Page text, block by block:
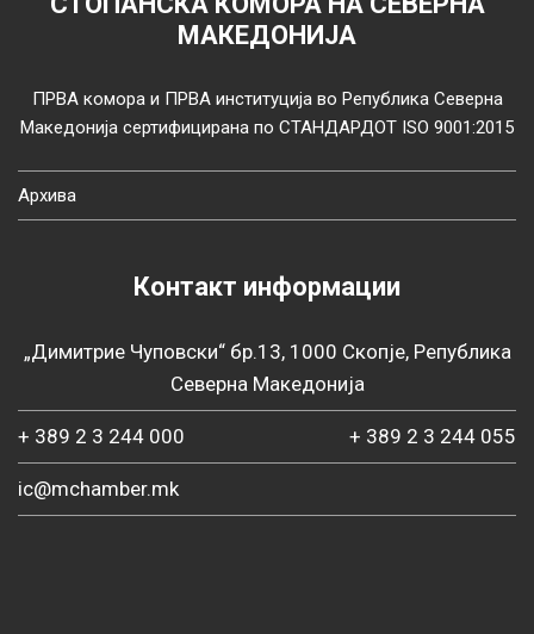
МАКЕДОНИЈА
ПРВА комора и ПРВА институција во Република Северна
Македонија сертифицирана по СТАНДАРДОТ ISO 9001:2015
Архива
Контакт информации
„Димитрие Чуповски“ бр.13, 1000 Скопје, Република
Северна Македонија
+ 389 2 3 244 000 + 389 2 3 244 055
ic@mchamber.mk